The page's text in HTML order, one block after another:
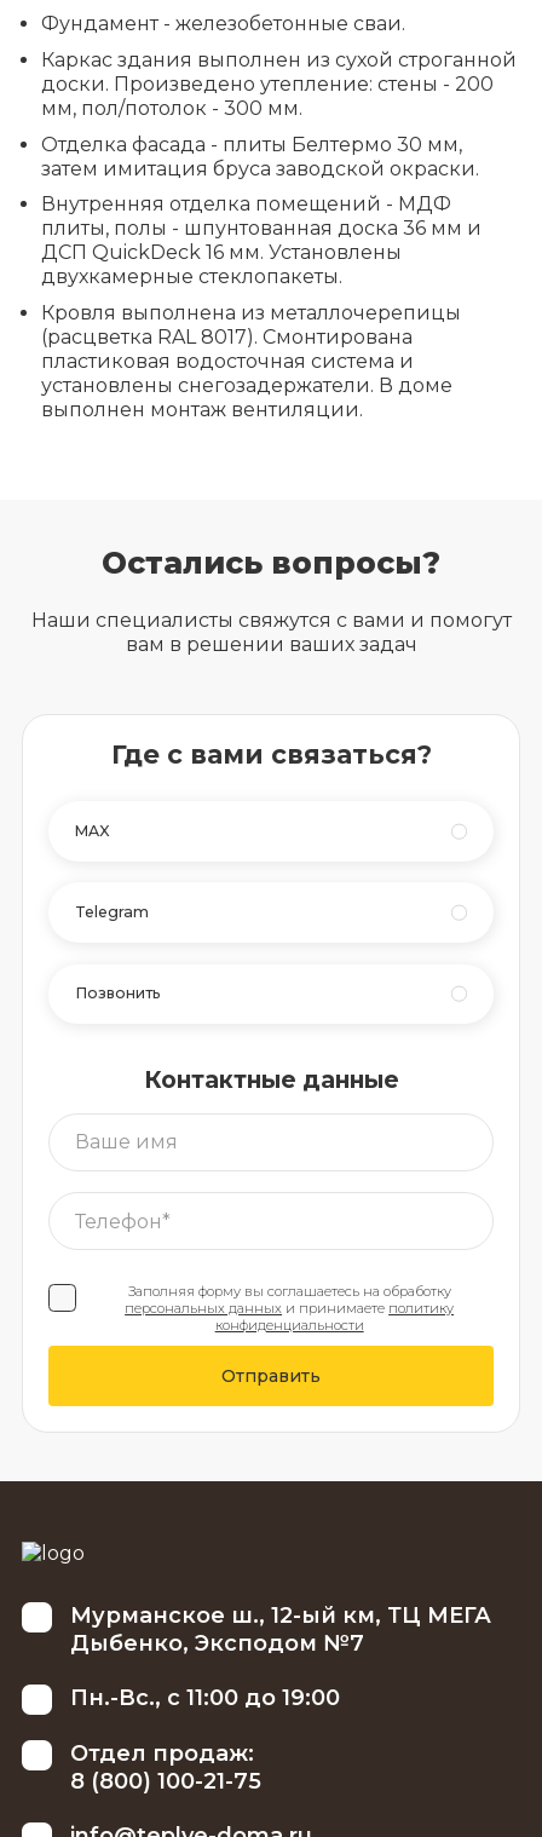
Фундамент - железобетонные сваи.
Каркас здания выполнен из сухой строганной
доски. Произведено утепление: стены - 200
мм, пол/потолок - 300 мм.
Отделка фасада - плиты Белтермо 30 мм,
затем имитация бруса заводской окраски.
Внутренняя отделка помещений - МДФ
плиты, полы - шпунтованная доска 36 мм и
ДСП QuickDeck 16 мм. Установлены
двухкамерные стеклопакеты.
Кровля выполнена из металлочерепицы
(расцветка RAL 8017). Смонтирована
пластиковая водосточная система и
установлены снегозадержатели. В доме
выполнен монтаж вентиляции.
Остались вопросы?
Наши специалисты свяжутся с вами и помогут
вам в решении ваших задач
Где с вами связаться?
MAX
Telegram
Позвонить
Контактные данные
Заполняя форму вы соглашаетесь на обработку
персональных данных и принимаете политику
конфиденциальности
Отправить
Мурманское ш., 12-ый км, ТЦ МЕГА
Дыбенко, Эксподом №7
Пн.-Вс., с 11:00 до 19:00
Отдел продаж:
8 (800) 100-21-75